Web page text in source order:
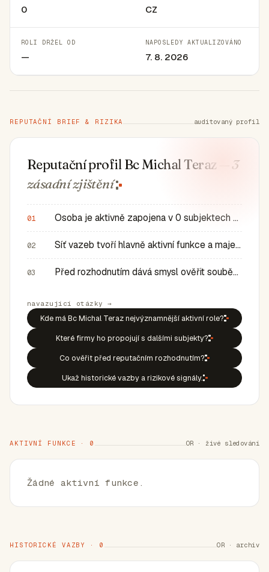
0 CZ
ROLI DRŽEL OD
—
NAPOSLEDY AKTUALIZOVÁNO
7. 8. 2026
REPUTAČNÍ BRIEF & RIZIKA auditovaný profil
Reputační profil Bc Michal Teraz
— 3
zásadnízjištění
01 Osoba je aktivně zapojena v 0 subjektech a má 0 historic…
02 Síť vazeb tvoří hlavně aktivní funkce a majetkové role v…
03 Před rozhodnutím dává smysl ověřit souběh rolí, historic…
navazující otázky →
Kde má Bc Michal Teraz nejvýznamnější aktivní role?
Které firmy ho propojují s dalšími subjekty?
Co ověřit před reputačním rozhodnutím?
Ukaž historické vazby a rizikové signály.
AKTIVNÍ FUNKCE · 0 OR · živé sledování
Žádné aktivní funkce.
HISTORICKÉ VAZBY · 0 OR · archiv